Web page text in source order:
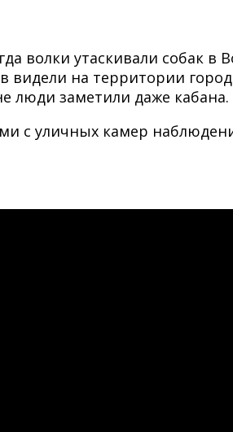
волки утаскивали собак в
на территории
люди заметили даже кабана.
с уличных камер